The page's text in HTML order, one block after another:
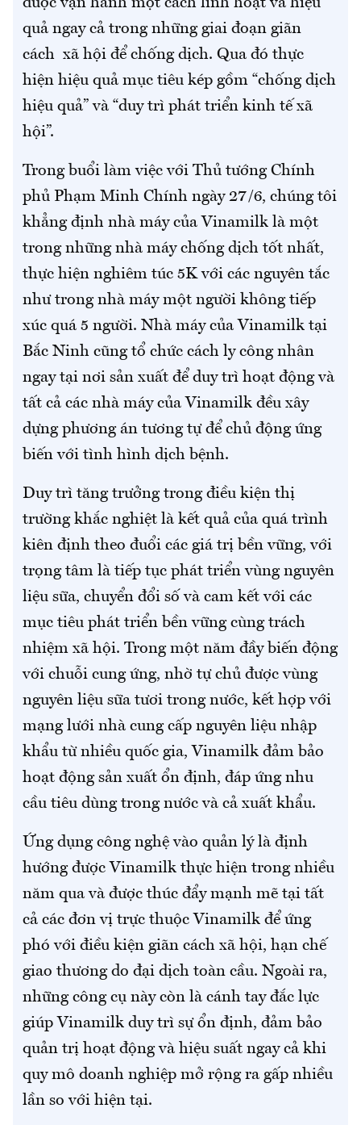
quả ngay cả trong những giai đoạn giãn
cách xã hội để chống dịch. Qua đó thực
hiện hiệu quả mục tiêu kép gồm “chống dịch
hiệu quả” và “duy trì phát triển kinh tế xã
hội”.
Trong buổi làm việc với Thủ tướng Chính
phủ Phạm Minh Chính ngày 27/6, chúng tôi
khẳng định nhà máy của Vinamilk là một
trong những nhà máy chống dịch tốt nhất,
thực hiện nghiêm túc 5K với các nguyên tắc
như trong nhà máy một người không tiếp
xúc quá 5 người. Nhà máy của Vinamilk tại
Bắc Ninh cũng tổ chức cách ly công nhân
ngay tại nơi sản xuất để duy trì hoạt động và
tất cả các nhà máy của Vinamilk đều xây
dựng phương án tương tự để chủ động ứng
biến với tình hình dịch bệnh.
Duy trì tăng trưởng trong điều kiện thị
trường khắc nghiệt là kết quả của quá trình
kiên định theo đuổi các giá trị bền vững, với
trọng tâm là tiếp tục phát triển vùng nguyên
liệu sữa, chuyển đổi số và cam kết với các
mục tiêu phát triển bền vững cùng trách
nhiệm xã hội. Trong một năm đầy biến động
với chuỗi cung ứng, nhờ tự chủ được vùng
nguyên liệu sữa tươi trong nước, kết hợp với
mạng lưới nhà cung cấp nguyên liệu nhập
khẩu từ nhiều quốc gia, Vinamilk đảm bảo
hoạt động sản xuất ổn định, đáp ứng nhu
cầu tiêu dùng trong nước và cả xuất khẩu.
Ứng dụng công nghệ vào quản lý là định
hướng được Vinamilk thực hiện trong nhiều
năm qua và được thúc đẩy mạnh mẽ tại tất
cả các đơn vị trực thuộc Vinamilk để ứng
phó với điều kiện giãn cách xã hội, hạn chế
giao thương do đại dịch toàn cầu. Ngoài ra,
những công cụ này còn là cánh tay đắc lực
giúp Vinamilk duy trì sự ổn định, đảm bảo
quản trị hoạt động và hiệu suất ngay cả khi
quy mô doanh nghiệp mở rộng ra gấp nhiều
lần so với hiện tại.